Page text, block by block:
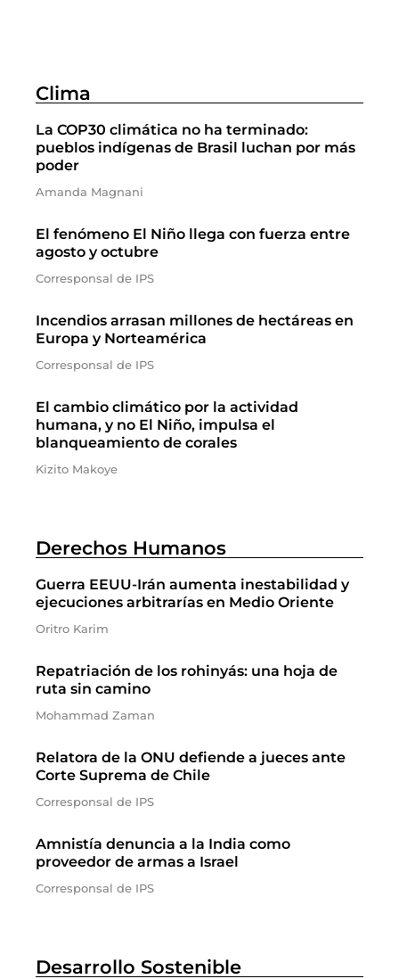
Clima
La COP30 climática no ha terminado:
pueblos indígenas de Brasil luchan por más
poder
Amanda Magnani
El fenómeno El Niño llega con fuerza entre
agosto y octubre
Corresponsal de IPS
Incendios arrasan millones de hectáreas en
Europa y Norteamérica
Corresponsal de IPS
El cambio climático por la actividad
humana, y no El Niño, impulsa el
blanqueamiento de corales
Kizito Makoye
Derechos Humanos
Guerra EEUU-Irán aumenta inestabilidad y
ejecuciones arbitrarías en Medio Oriente
Oritro Karim
Repatriación de los rohinyás: una hoja de
ruta sin camino
Mohammad Zaman
Relatora de la ONU defiende a jueces ante
Corte Suprema de Chile
Corresponsal de IPS
Amnistía denuncia a la India como
proveedor de armas a Israel
Corresponsal de IPS
Desarrollo Sostenible